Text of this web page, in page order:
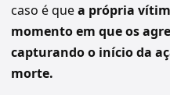
caso é quea própria
momento em que os
capturando o início da
morte.